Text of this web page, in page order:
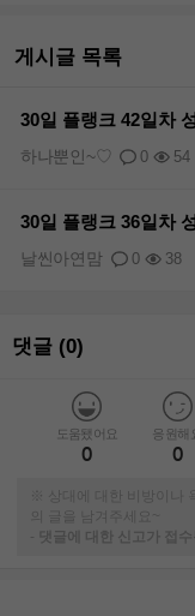
게시글 목록
30일 플랭크 42일차
0 54
하나뿐인~♡
30일 플랭크 36일차
0 38
날씬아연맘
댓글 (0)
도움됐어요
0
응원해
0
※ 상대에 대한 비방이나
의 글을 남겨주세요~
-
댓글에 대한 신고가 접